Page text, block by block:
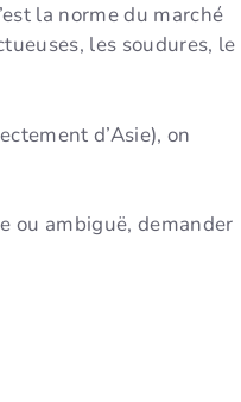
la norme du marché
les soudures, le
d’Asie), on
ou ambiguë, demander